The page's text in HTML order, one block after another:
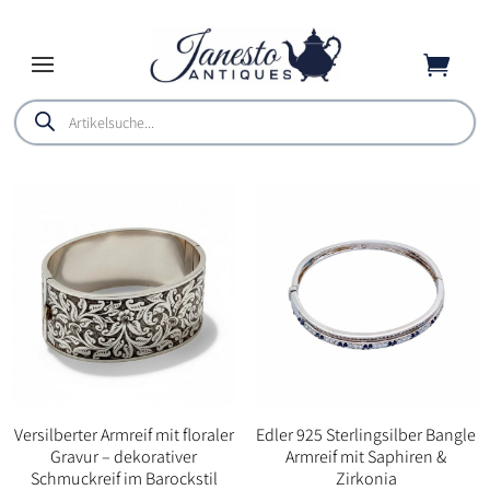

Products
search
Versilberter Armreif mit floraler
Gravur – dekorativer
Schmuckreif im Barockstil
Edler 925 Sterlingsilber Bangle
Armreif mit Saphiren &
Zirkonia